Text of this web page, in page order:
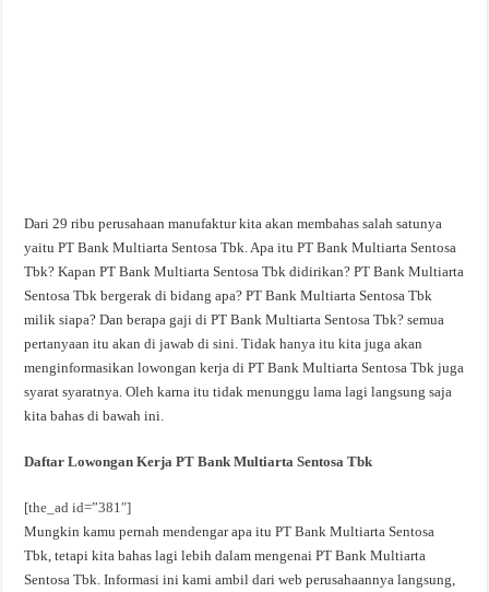
Dari 29 ribu perusahaan manufaktur kita akan membahas salah satunya
yaitu PT Bank Multiarta Sentosa Tbk. Apa itu PT Bank Multiarta Sentosa
Tbk? Kapan PT Bank Multiarta Sentosa Tbk didirikan? PT Bank Multiarta
Sentosa Tbk bergerak di bidang apa? PT Bank Multiarta Sentosa Tbk
milik siapa? Dan berapa gaji di PT Bank Multiarta Sentosa Tbk? semua
pertanyaan itu akan di jawab di sini. Tidak hanya itu kita juga akan
menginformasikan lowongan kerja di PT Bank Multiarta Sentosa Tbk juga
syarat syaratnya. Oleh karna itu tidak menunggu lama lagi langsung saja
kita bahas di bawah ini.
Daftar Lowongan Kerja PT Bank Multiarta Sentosa Tbk
[the_ad id=”381″]
Mungkin kamu pernah mendengar apa itu PT Bank Multiarta Sentosa
Tbk, tetapi kita bahas lagi lebih dalam mengenai PT Bank Multiarta
Sentosa Tbk. Informasi ini kami ambil dari web perusahaannya langsung,